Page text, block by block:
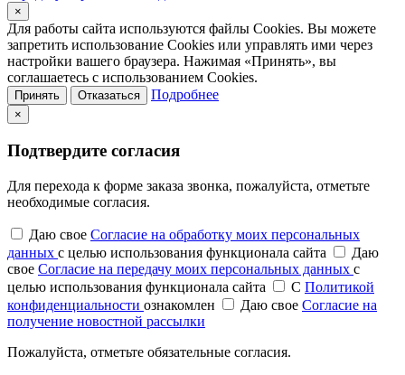
×
Для работы сайта используются файлы Cookies. Вы можете
запретить использование Cookies или управлять ими через
настройки вашего браузера. Нажимая «Принять», вы
соглашаетесь с использованием Cookies.
Принять Отказаться Подробнее
×
Подтвердите согласия
Для перехода к форме заказа звонка, пожалуйста, отметьте
необходимые согласия.
Даю свое Согласие на обработку моих персональных
данных с целью использования функционала сайта
Даю
свое Согласие на передачу моих персональных данных с
целью использования функционала сайта
С Политикой
конфиденциальности ознакомлен Даю свое Согласие на
получение новостной рассылки
Пожалуйста, отметьте обязательные согласия.